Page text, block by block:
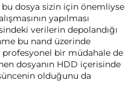
bu dosya sizin için önemliyse
yapılması
verilerin depolandığı
bu nand üzerinde
bir müdahale de
dosyanın HDD içerisinde
olduğunu da